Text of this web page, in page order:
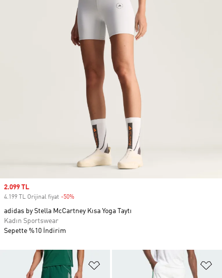
Favori Listesine Ekle
Sale price
2.099 TL
4.199 TL Orijinal fiyat -50%
adidas by Stella McCartney Kısa Yoga Taytı
Kadın Sportswear
Sepette %10 İndirim